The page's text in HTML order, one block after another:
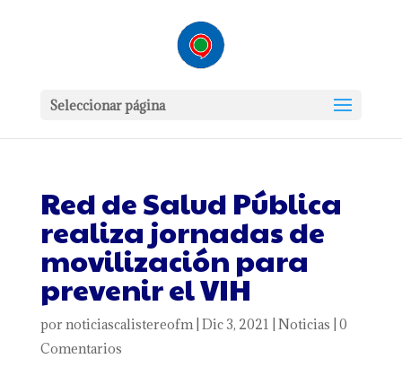
Seleccionar página
Red de Salud Pública
realiza jornadas de
movilización para
prevenir el VIH
por noticiascalistereofm| Dic 3, 2021 Noticias 0
Comentarios